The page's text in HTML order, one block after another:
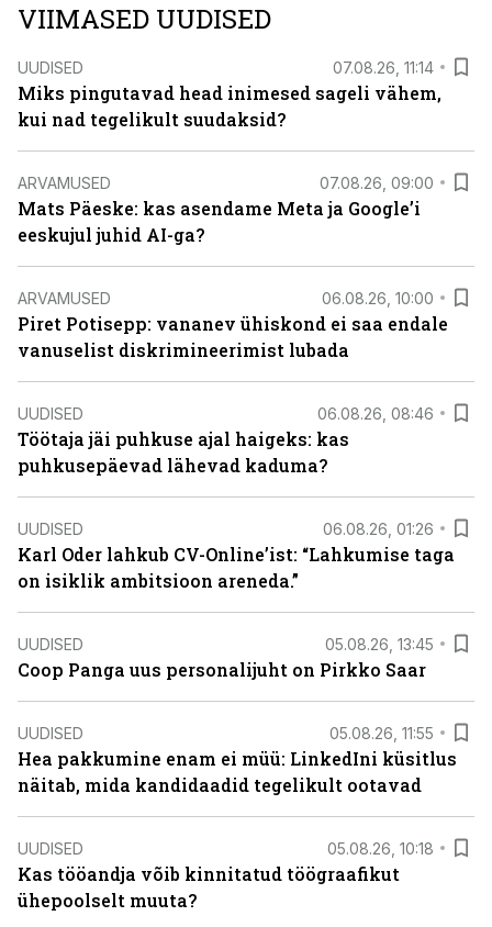
VIIMASED UUDISED
UUDISED 07.08.26, 11:14
Miks pingutavad head inimesed sageli vähem,
kui nad tegelikult suudaksid?
ARVAMUSED 07.08.26, 09:00
Mats Päeske: kas asendame Meta ja Google’i
eeskujul juhid AI-ga?
ARVAMUSED 06.08.26, 10:00
Piret Potisepp: vananev ühiskond ei saa endale
vanuselist diskrimineerimist lubada
UUDISED 06.08.26, 08:46
Töötaja jäi puhkuse ajal haigeks: kas
puhkusepäevad lähevad kaduma?
UUDISED 06.08.26, 01:26
Karl Oder lahkub CV-Online’ist: “Lahkumise taga
on isiklik ambitsioon areneda.”
UUDISED 05.08.26, 13:45
Coop Panga uus personalijuht on Pirkko Saar
UUDISED 05.08.26, 11:55
Hea pakkumine enam ei müü: LinkedIni küsitlus
näitab, mida kandidaadid tegelikult ootavad
UUDISED 05.08.26, 10:18
Kas tööandja võib kinnitatud töögraafikut
ühepoolselt muuta?